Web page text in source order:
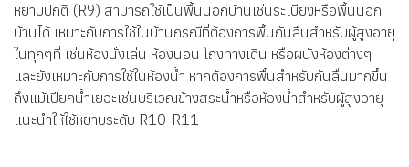
หยาบปกติ (R9) สามารถใช้เป็นพื้นนอกบ้านเช่นระเบียงหรือพื้นนอก
บ้านได้ เหมาะกับการใช้ในบ้านกรณีที่ต้องการพื้นกันลื่นสำหรับผู้สูงอายุ
ในทุกๆที่ เช่นห้องนั่งเล่น ห้องนอน โถงทางเดิน หรือผนังห้องต่างๆ
และยังเหมาะกับการใช้ในห้องน้ำ หากต้องการพื้นสำหรับกันลื่นมากขึ้น
ถึงแม้เปียกน้ำเยอะเช่นบริเวณข้างสระน้ำหรือห้องน้ำสำหรับผู้สูงอายุ
แนะนำให้ใช้หยาบระดับ R10-R11